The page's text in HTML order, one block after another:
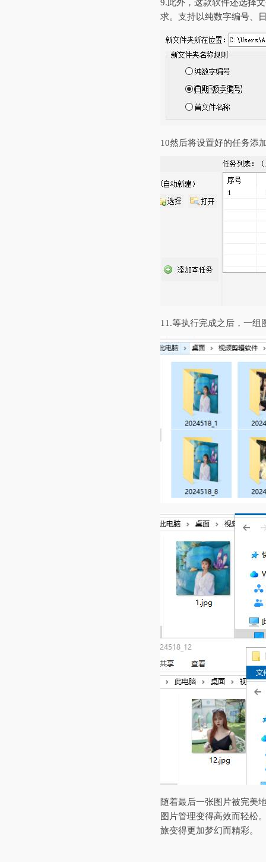
9.此外，这款软件还选择
求。支持以纯数字编号、
10然后将设置好的任务添
11.等执行完成之后，一组
随着最后一张图片被完美
图片管理变得高效而轻松
旅变得更加梦幻而精彩。